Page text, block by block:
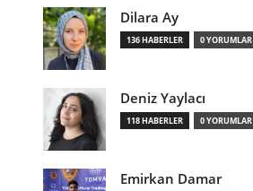
Dilara Ay
136 HABERLER 0 YORUMLAR
Deniz Yaylacı
118 HABERLER 0 YORUMLAR
Emirkan Damar